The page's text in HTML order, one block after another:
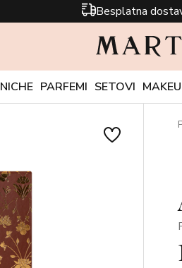
Besplatna
NICHE PARFEMI SETOVI